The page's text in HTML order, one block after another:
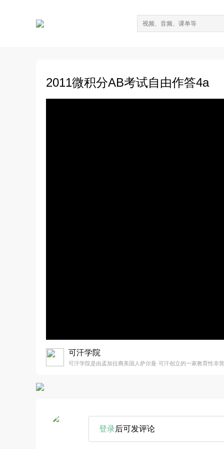
2011微积分AB考试自由作答4a
可汗学院
可汗学院是由孟加拉裔美国人萨尔曼·可汗创立的一家教育性非营
登录后可发评论